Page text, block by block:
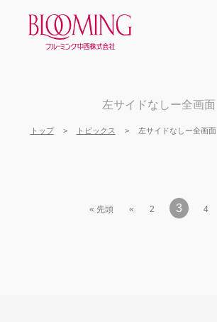
左サイドなしー全画面
トップ トピックス 左サイドなしー全画面
« 先頭 « 2 3 4